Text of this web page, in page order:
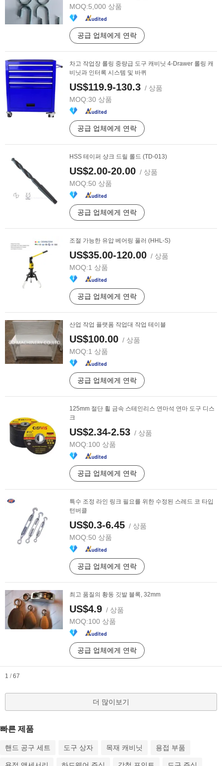
MOQ:5,000 상품
공급 업체에게 연락
차고 작업장 롤링 중량급 도구 캐비닛 4-Drawer 롤링 캐
비닛과 인터록 시스템 및 바퀴
US$119.9-130.3 / 상품
MOQ:30 상품
공급 업체에게 연락
HSS 테이퍼 샹크 드릴 롤드 (TD-013)
US$2.00-20.00 / 상품
MOQ:50 상품
공급 업체에게 연락
조절 가능한 유압 베어링 풀러 (HHL-S)
US$35.00-120.00 / 상품
MOQ:1 상품
공급 업체에게 연락
산업 작업 플랫폼 작업대 작업 테이블
US$100.00 / 상품
MOQ:1 상품
공급 업체에게 연락
125mm 절단 휠 금속 스테인리스 연마석 연마 도구 디스
크
US$2.34-2.53 / 상품
MOQ:100 상품
공급 업체에게 연락
특수 조정 라인 링크 필요를 위한 수정된 스레드 코 타입
턴버클
US$0.3-6.45 / 상품
MOQ:50 상품
공급 업체에게 연락
최고 품질의 황동 깃발 블록, 32mm
US$4.9 / 상품
MOQ:100 상품
공급 업체에게 연락
1 / 67
더 많이보기
빠른 제품
핸드 공구 세트 도구 상자 목재 캐비닛 용접 부품